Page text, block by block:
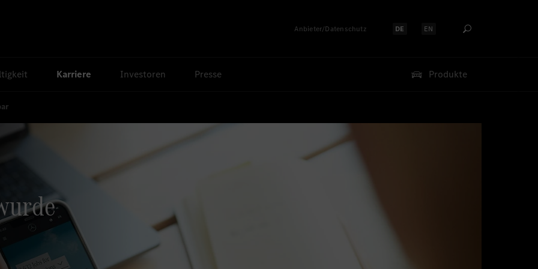
Anbieter/Datenschutz Sprache auswählen:
DE Sprache auswählen:
EN
Karriere Investoren Presse Produkte